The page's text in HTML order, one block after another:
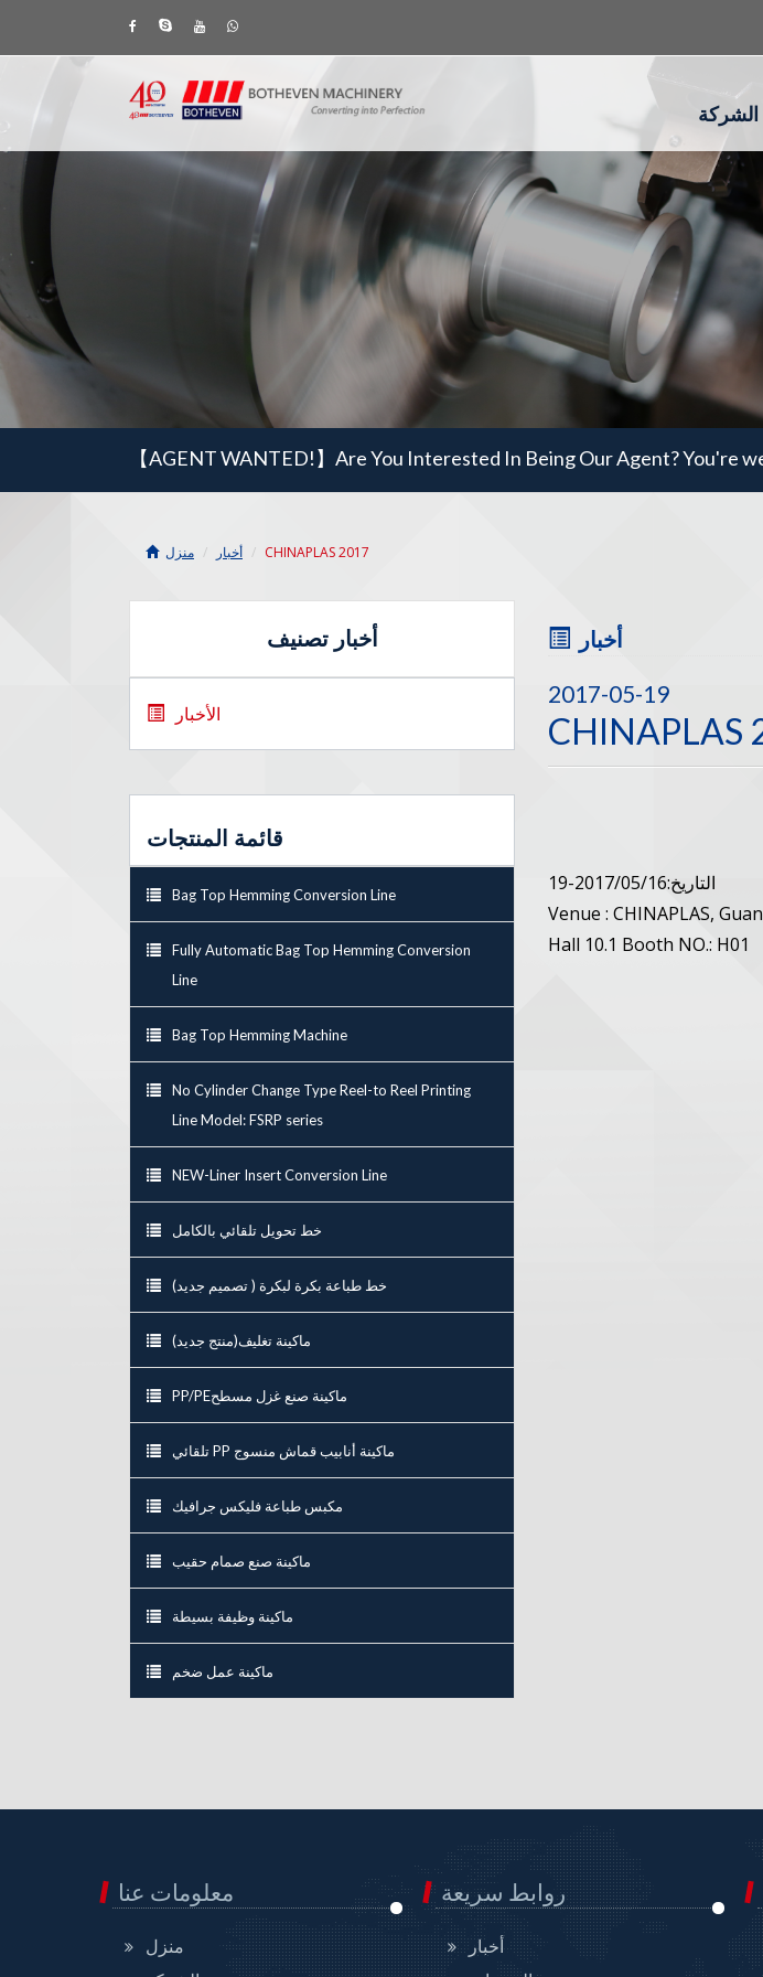
الشركة
【AGENT WANTED!】 Are You Interested In Being Our Agent? You're
منزل أخبار CHINAPLAS 2017
أخبار
2017-05-19
CHINAPLAS
التاريخ:2017/05/16-19
Venue : CHINAPLAS,
Hall 10.1 Booth NO.: H01
أخبار تصنيف
الأخبار
قائمة المنتجات
Bag Top Hemming Conversion Line
Fully Automatic Bag Top Hemming Conversion
Line
Bag Top Hemming Machine
No Cylinder Change Type Reel-to Reel Printing
Line Model: FSRP series
NEW-Liner Insert Conversion Line
خط تحويل تلقائي بالكامل
خط طباعة بكرة لبكرة ( تصميم جديد)
ماكينة تغليف(منتج جديد)
PP/PEماكينة صنع غزل مسطح
تلقائي PP ماكينة أنابيب قماش منسوج
مكبس طباعة فليكس جرافيك
ماكينة صنع صمام حقيب
ماكينة وظيفة بسيطة
ماكينة عمل ضخم
معلومات عنا
منزل
روابط سريعة
أخبار